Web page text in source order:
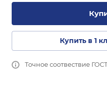
Купить в 1
Точное соотвествие